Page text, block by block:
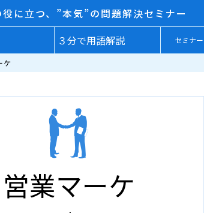
に立つ、”本気”の問題解決セミナー
３分で用語解説 セミナ
ケ
営業マーケ